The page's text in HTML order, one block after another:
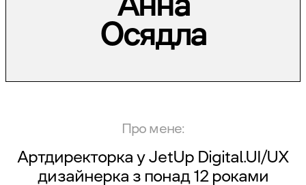
Осядла
Про мене:
Артдиректорка у JetUp Digital.UI/UX
дизайнерка з понад 12 роками